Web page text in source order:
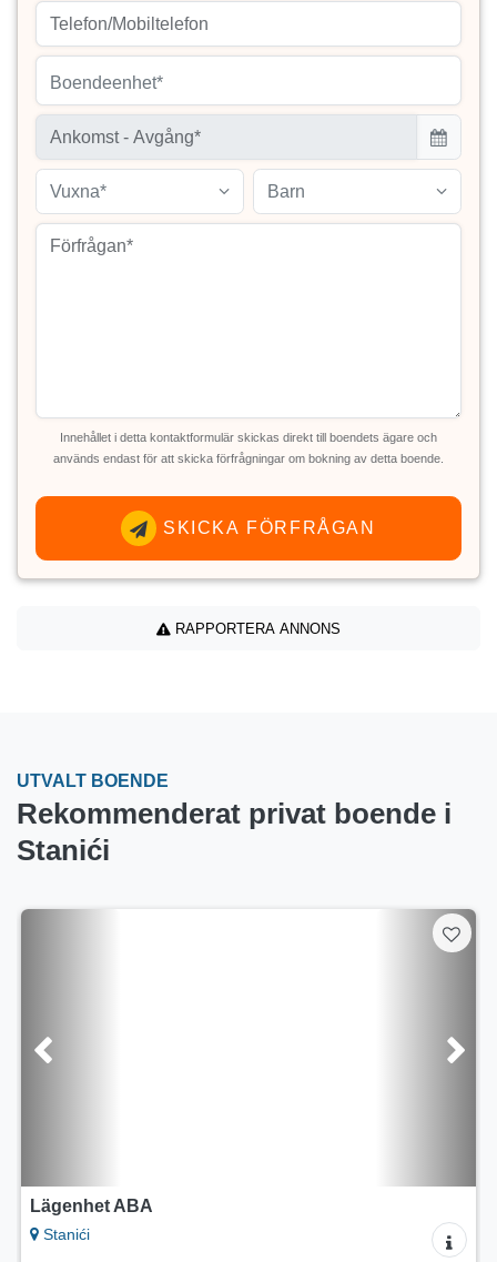
Boendeenhet*
Vuxna* Barn
Innehållet i detta kontaktformulär skickas direkt till boendets ägare och
används endast för att skicka förfrågningar om bokning av detta boende.
SKICKA FÖRFRÅGAN
RAPPORTERA ANNONS
UTVALT BOENDE
Rekommenderat privat boende i
Stanići
Lägenhet ABA
Stanići